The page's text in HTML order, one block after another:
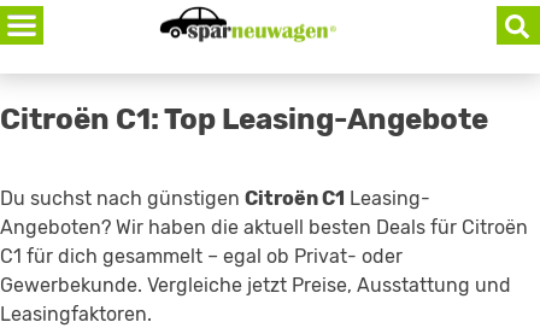
Skip
to
content
Citroën C1: Top Leasing-Angebote
Du suchst nach günstigen Citroën C1 Leasing-
Angeboten? Wir haben die aktuell besten Deals für Citroën
C1 für dich gesammelt – egal ob Privat- oder
Gewerbekunde. Vergleiche jetzt Preise, Ausstattung und
Leasingfaktoren.